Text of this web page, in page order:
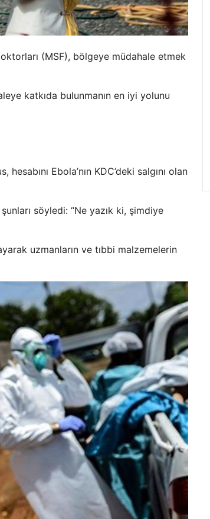
(MSF), bölgeye müdahale etmek
katkıda bulunmanın en iyi yolunu
Ebola’nın KDC’deki salgını olan
söyledi: “Ne yazık ki, şimdiye
uzmanların ve tıbbi malzemelerin